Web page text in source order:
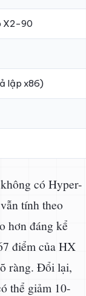
X2-90
lập x86)
có Hyper-
tính theo
hơn đáng kể
điểm của HX
ràng. Đổi lại,
thể giảm 10-